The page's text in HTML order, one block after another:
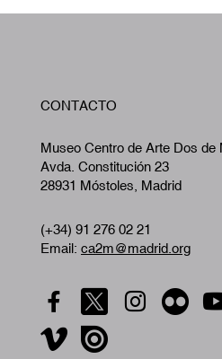
CONTACTO
Museo Centro de Arte Dos de
Avda. Constitución 23
28931 Móstoles, Madrid
(+34) 91 276 02 21
Email: ca2m@madrid.org